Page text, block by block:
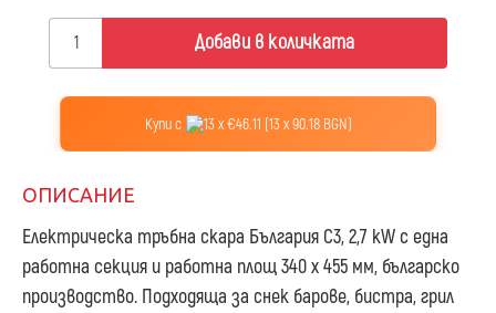
Добави в количката
Купи с 13 x €46.11 (13 x 90.18 BGN)
ОПИСАНИЕ
Електрическа тръбна скара България C3, 2,7 kWс една
работна секция и работна площ 340 х 455 мм, българско
производство. Подходяща за снек барове, бистра, грил